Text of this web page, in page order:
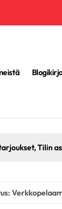
Age of